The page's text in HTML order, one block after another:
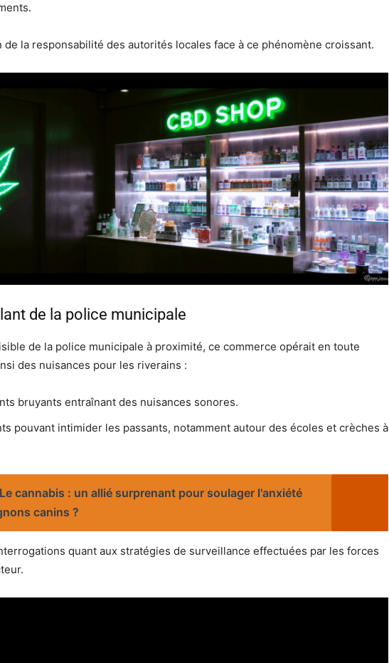
de la responsabilité des autorités locales face à ce phénomène croissant.
de la police municipale
de la police municipale à proximité, ce commerce opérait en toute
des nuisances pour les riverains :
bruyants entraînant des nuisances sonores.
pouvant intimider les passants, notamment autour des écoles et crèches à
Le cannabis : un allié surprenant pour soulager l'anxiété
canins ?
quant aux stratégies de surveillance effectuées par les forces